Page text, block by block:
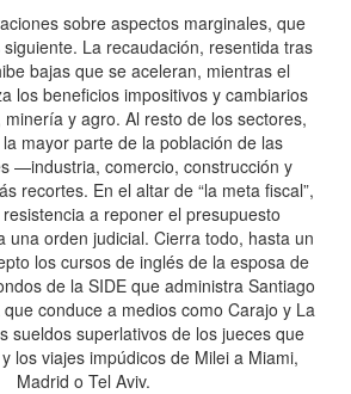
sobre aspectos marginales, que
La recaudación, resentida tras
bajas que se aceleran, mientras el
los beneficios impositivos y cambiarios
y agro. Al resto de los sectores,
mayor parte de la población de las
—industria, comercio, construcción y
recortes. En el altar de “la meta fiscal”,
a reponer el presupuesto
una orden judicial. Cierra todo, hasta un
los cursos de inglés de la esposa de
de la SIDE que administra Santiago
conduce a medios como Carajo y La
sueldos superlativos de los jueces que
los viajes impúdicos de Milei a Miami,
Madrid o Tel Aviv.